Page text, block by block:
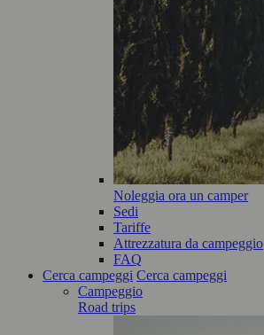
Noleggia ora un camper
Sedi
Tariffe
Attrezzatura da campeggio
FAQ
Cerca campeggi Cerca campeggi
Campeggio
Road trips